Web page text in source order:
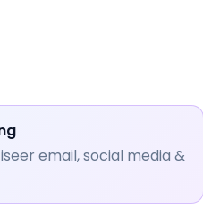
email, social media &